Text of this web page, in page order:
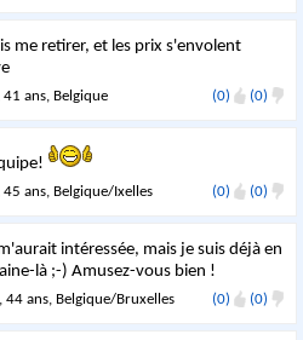
me retirer, et les prix s'envolent
41 ans, Belgique (0) (0)
45 ans, Belgique/Ixelles (0) (0)
intéressée, mais je suis déjà en
là ;-) Amusez-vous bien !
, 44 ans, Belgique/Bruxelles (0) (0)